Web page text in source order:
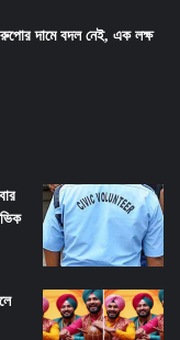
রুপোর দামে বদল নেই, এক লক্ষ